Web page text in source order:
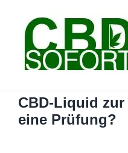
springen
CBD-Liquid
eine Prüfung?